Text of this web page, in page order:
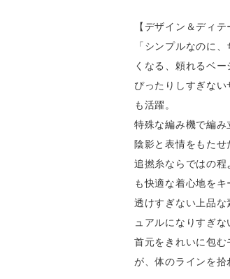
【デザイン＆ディテ
「シンプルなのに
くなる、頼れるベー
ぴったりしすぎな
も活躍。
特殊な編み機で編
陰影と表情をもたせ
追撚糸ならではの
も快適な着心地をキ
透けすぎない上品
ュアルになりすぎな
首元をきれいに包
が、体のラインを拾